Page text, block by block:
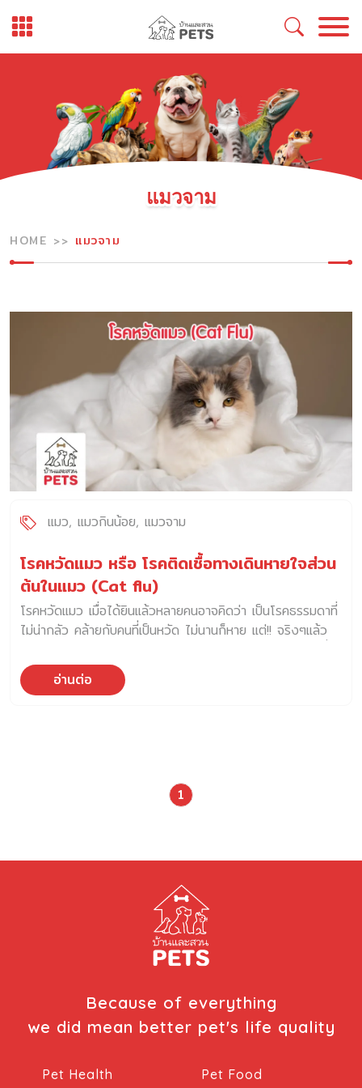
to
แมวจาม
HOME แมวจาม
แมว แมวกินน้อย แมวจาม
โรคหวัดแมว หรือ โรคติดเชื้อทางเดินหายใจส่วน
ต้นในแมว (Cat flu)
โรคหวัดแมว เมื่อได้ยินแล้วหลายคนอาจคิดว่า เป็นโรคธรรมดาที่
ไม่น่ากลัว คล้ายกับคนที่เป็นหวัด ไม่นานก็หาย แต่!! จริงๆแล้ว
ทุกคนคิด โรคหวัดแมว เป็นโรคที่พบได้บ่อยในช่วงที่มีอากาศ
เปลี่ยนแปลง สาเหตุเกิดจากเชื้อไวรัส ซึ่งเป็นไวรัสจำเพาะในแมว
ทางสิ่งคัดหลั่งจากตา จมูก และปาก การแพร่กระจายของเชื้อ
เกิดได้จากการสัมผัสสิ่งคัดหลั่งของแมวที่ป่วยโดยตรง ซึ่งมักจะ
หวัดแมวพบได้บ่อยในบริเวณที่มีการเลี้ยงแมวจำนวนมาก หรือ
อยู่กันอย่างหนาแน่น ในกรณีที่แมวป่วย และหายจากโรคแล้วนั้น
ยังสามารถเป็นพาหะนำโรคได้ต่อไป อาการของโรคหวัดแมว
ระยะฟักตัวของโรคหวัดแมว จะประมาณ 2 – 10 วัน แต่อาจจะ
อ่านต่อ
1
Because of everything
we did mean better pet's life quality
Pet Health Pet Food